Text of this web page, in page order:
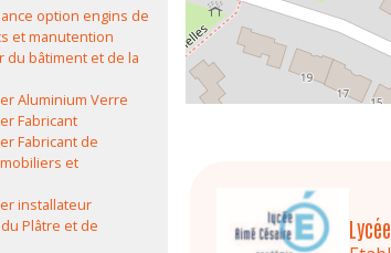
option engins de
et manutention
du bâtiment et de la
Aluminium Verre
Fabricant
Fabricant de
et
installateur
Plâtre et de